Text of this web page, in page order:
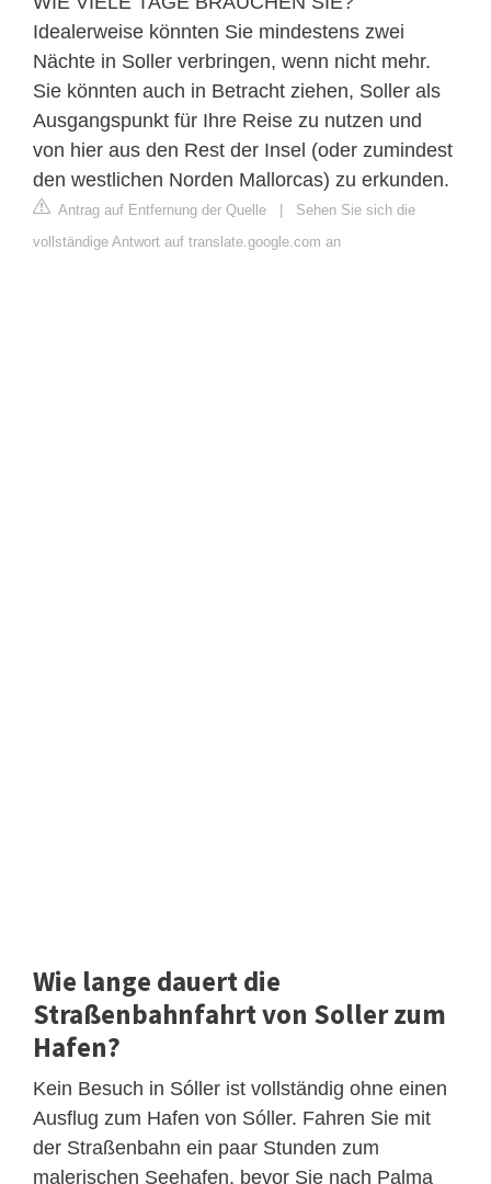
Idealerweise könnten Sie mindestens zwei
Nächte in Soller verbringen, wenn nicht mehr.
Sie könnten auch in Betracht ziehen, Soller als
Ausgangspunkt für Ihre Reise zu nutzen und
von hier aus den Rest der Insel (oder zumindest
den westlichen Norden Mallorcas) zu erkunden.
Antrag auf Entfernung der Quelle | Sehen Sie sich die
vollständige Antwort auf translate.google.com an
Wie lange dauert die
Straßenbahnfahrt von Soller zum
Hafen?
Kein Besuch in Sóller ist vollständig ohne einen
Ausflug zum Hafen von Sóller. Fahren Sie mit
der Straßenbahn ein paar Stunden zum
malerischen Seehafen, bevor Sie nach Palma